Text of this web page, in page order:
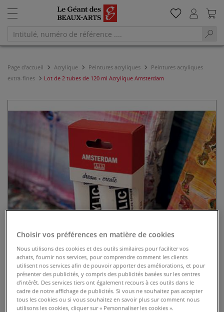
Page d'accueil Acrylique Peintures acryliques
Peintures acryliques
extra-fines
Lot de 2 tubes de 120 ml Acrylique Amsterdam
Choisir vos préférences en matière de cookies
Nous utilisons des cookies et des outils similaires pour faciliter vos
achats, fournir nos services, pour comprendre comment les clients
utilisent nos services afin de pouvoir apporter des améliorations, et pour
présenter des publicités, y compris des publicités basées sur les centres
d’intérêt. Des services tiers ont également recours à ces outils dans le
cadre de notre affichage de publicités. Si vous ne souhaitez pas accepter
tous les cookies ou si vous souhaitez en savoir plus sur comment nous
utilisons les cookies, cliquer sur « Personnaliser les cookies ».